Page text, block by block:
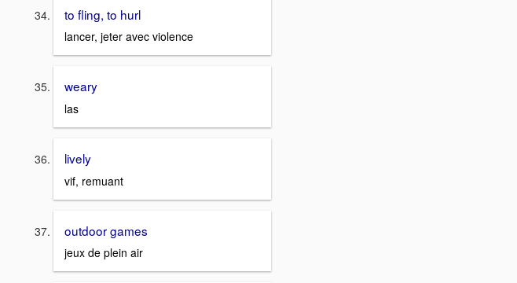
to fling, to hurl
lancer, jeter avec violence
weary
las
lively
vif, remuant
outdoor games
jeux de plein air